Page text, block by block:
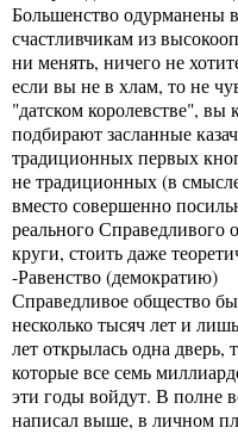
Большенство одурманены
счастливчикам из
ни менять, ничего не
если вы не в хлам, то не
"датском королевстве", вы
подбирают засланные
традиционных первых
не традиционных (в
вместо совершенно
реального Справедливого
круги, стоить даже
-Равенство (демократию)
Справедливое общество
несколько тысяч лет и
лет открылась одна дверь,
которые все семь
эти годы войдут. В полне
написал выше, в личном